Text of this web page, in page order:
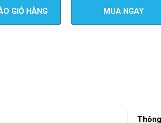
GIỎ HÀNG MUA NGAY